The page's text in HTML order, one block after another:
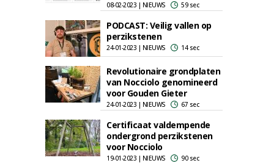
08-02-2023 | NIEUWS 59 sec
PODCAST: Veilig vallen op
perzikstenen
24-01-2023 | NIEUWS 14 sec
Revolutionaire grondplaten
van Nocciolo genomineerd
voor Gouden Gieter
24-01-2023 | NIEUWS 67 sec
Certificaat valdempende
ondergrond perzikstenen
voor Nocciolo
19-01-2023 | NIEUWS 90 sec